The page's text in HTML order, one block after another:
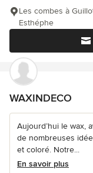
Les combes à
Esthéphe
WAXINDECO
Aujourd’hui le wax,
de nombreuses
et coloré. Notre...
En savoir plus